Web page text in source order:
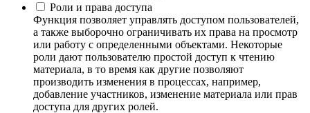
Роли и права доступа
Функция позволяет управлять доступом пользователей,
а также выборочно ограничивать их права на просмотр
или работу с определенными объектами. Некоторые
роли дают пользователю простой доступ к чтению
материала, в то время как другие позволяют
производить изменения в процессах, например,
добавление участников, изменение материала или прав
доступа для других ролей.